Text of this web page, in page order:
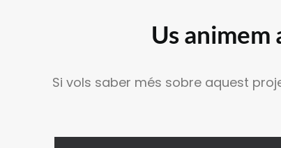
Us animem
Si vols saber més sobre aquest